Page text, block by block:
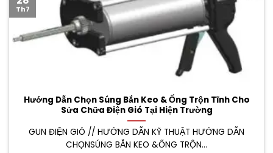
Hướng Dẫn Chọn Súng Bắn Keo & Ống Trộn Tĩnh Cho
Sửa Chữa Điện Gió Tại Hiện Trường
GUN ĐIỆN GIÓ // HƯỚNG DẪN KỸ THUẬT HƯỚNG DẪN
CHỌNSÚNG BẮN KEO &ỐNG TRỘN...
Th7